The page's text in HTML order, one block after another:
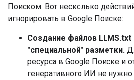
Поиском. Вот несколько
игнорировать в Google Поиске:
Создание файлов LLMS.txt
"специальной" разметки.
ресурса в Google Поиске и
генеративного ИИ не нужно